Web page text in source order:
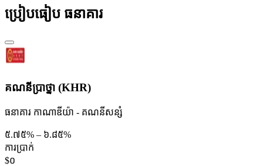
ប្រៀបធៀប ធនាគារ
គណនីប្រាថ្នា (KHR)
ធនាគារ កាណាឌីយ៉ា - គណនី​សន្សំ
៥.៧៥% – ៦.៨៥%
ការប្រាក់
$០